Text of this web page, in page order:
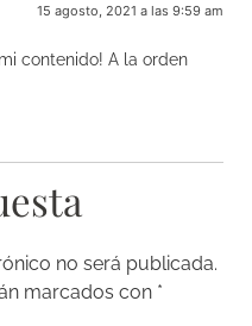
15 agosto, 2021 a las 9:59 am
contenido! A la orden
no será publicada.
marcados con *